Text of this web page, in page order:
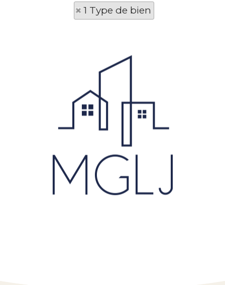
1 Type de bien